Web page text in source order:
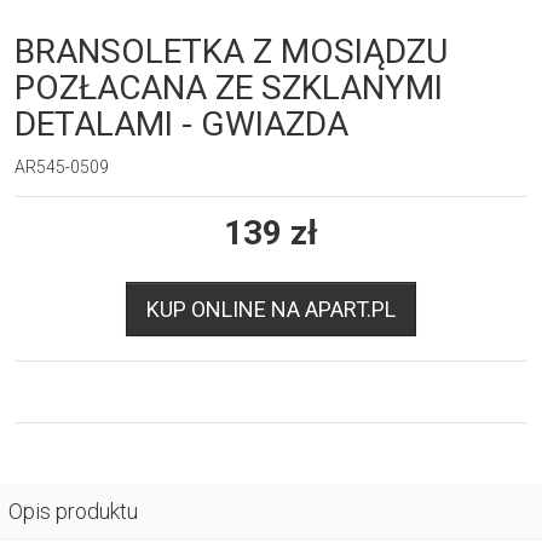
BRANSOLETKA Z MOSIĄDZU
POZŁACANA ZE SZKLANYMI
DETALAMI - GWIAZDA
AR545-0509
139 zł
KUP ONLINE NA APART.PL
Opis produktu